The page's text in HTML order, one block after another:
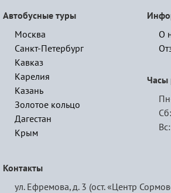
Автобусные туры
Москва
Санкт-Петербург
Кавказ
Карелия
Казань
Золотое кольцо
Дагестан
Крым
О
Часы
Сб:
Контакты
ул. Ефремова, д. 3 (ост. «Центр